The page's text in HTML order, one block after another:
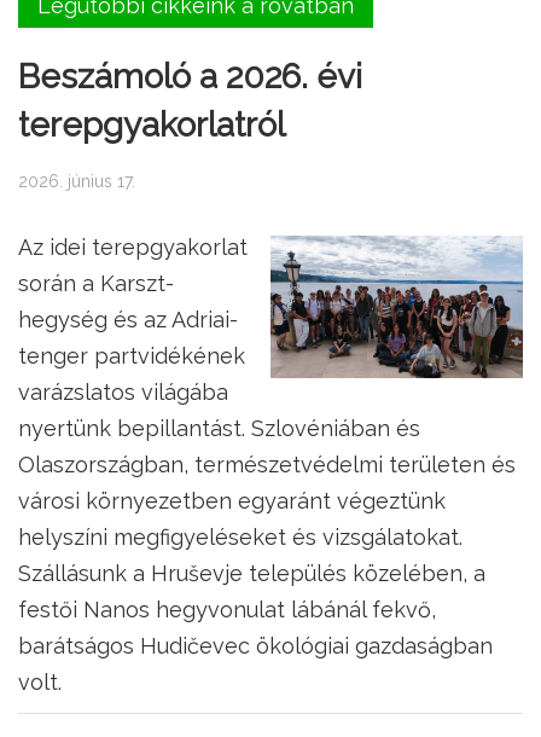
Legutóbbi cikkeink a rovatban
Beszámoló a 2026. évi
terepgyakorlatról
2026. június 17.
Az idei terepgyakorlat
során a Karszt-
hegység és az Adriai-
tenger partvidékének
varázslatos világába
nyertünk bepillantást. Szlovéniában és
Olaszországban, természetvédelmi területen és
városi környezetben egyaránt végeztünk
helyszíni megfigyeléseket és vizsgálatokat.
Szállásunk a Hruševje település közelében, a
festői Nanos hegyvonulat lábánál fekvő,
barátságos Hudičevec ökológiai gazdaságban
volt.